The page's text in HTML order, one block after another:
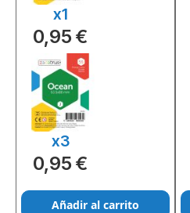
x1
0,95 €
x3
0,95 €
Añadir al carrito